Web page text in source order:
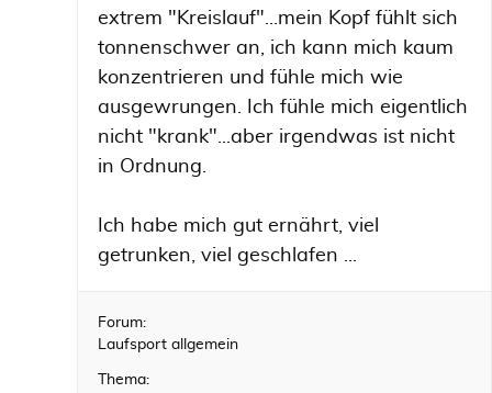
extrem "Kreislauf"...mein Kopf fühlt sich
tonnenschwer an, ich kann mich kaum
konzentrieren und fühle mich wie
ausgewrungen. Ich fühle mich eigentlich
nicht "krank"...aber irgendwas ist nicht
in Ordnung.
Ich habe mich gut ernährt, viel
getrunken, viel geschlafen ...
Forum:
Laufsport allgemein
Thema: